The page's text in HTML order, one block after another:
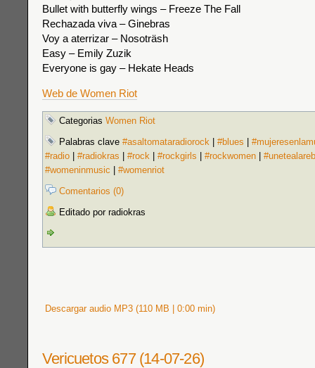
Bullet with butterfly wings – Freeze The Fall
Rechazada viva – Ginebras
Voy a aterrizar – Nosoträsh
Easy – Emily Zuzik
Everyone is gay – Hekate Heads
Web de Women Riot
Categorias Women Riot
Palabras clave #asaltomataradiorock #blues
#radio
#radiokras #rock #rockgirls #rockwomen
#womeninmusic
#womenriot
Comentarios (0)
Editado por radiokras
Descargar audio MP3 (110 MB | 0:00 min)
Vericuetos 677 (14-07-26)